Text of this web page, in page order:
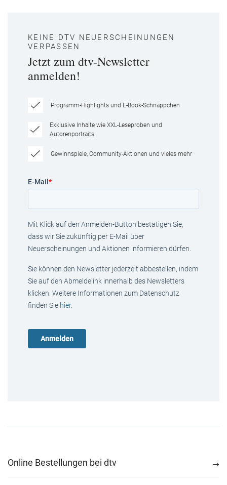
KEINE DTV NEUERSCHEINUNGEN
VERPASSEN
Jetzt zum dtv-Newsletter
anmelden!
Programm-Highlights und E-Book-Schnäppchen
Exklusive Inhalte wie XXL-Leseproben und
Autorenportraits
Gewinnspiele, Community-Aktionen und vieles mehr
E-Mail *
Mit Klick auf den Anmelden-Button bestätigen Sie,
dass wir Sie zukünftig per E-Mail über
Neuerscheinungen und Aktionen informieren dürfen.
Sie können den Newsletter jederzeit abbestellen, indem
Sie auf den Abmeldelink innerhalb des Newsletters
klicken. Weitere Informationen zum Datenschutz
finden Sie hier.
Online Bestellungen bei dtv